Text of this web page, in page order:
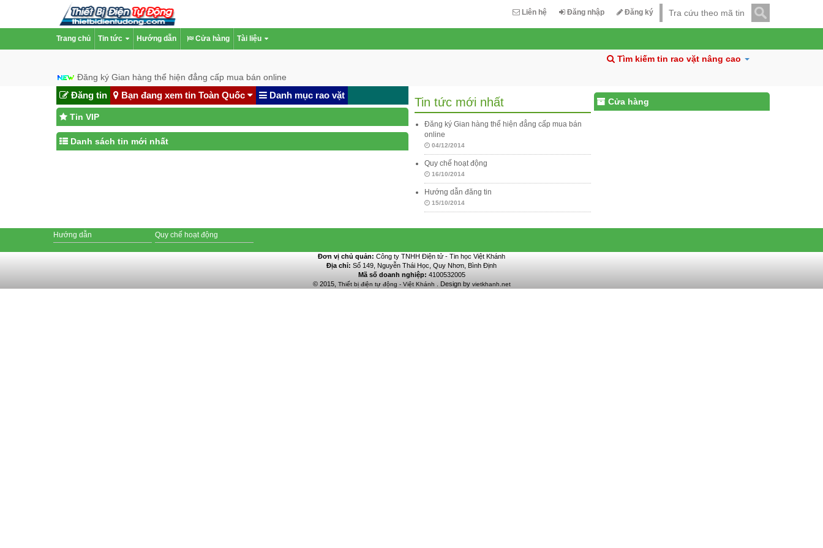
Liên hệ Đăng nhập Đăng ký
Trang chủ Tin tức Hướng dẫn Cửa hàng Tài liệu
Tìm kiếm tin rao vặt nâng cao
Đăng ký Gian hàng thể hiện đẳng cấp mua bán online
Đăng tin Bạn đang xem tin Toàn Quốc Danh mục rao vặt
Tin VIP
Danh sách tin mới nhất
Tin tức mới nhất
Đăng ký Gian hàng thể hiện đẳng cấp mua bán
online
04/12/2014
Quy chế hoạt động
16/10/2014
Hướng dẫn đăng tin
15/10/2014
Cửa hàng
Hướng dẫn Quy chế hoạt động
Đơn vị chủ quản: Công ty TNHH Điện tử - Tin học Việt Khánh
Địa chỉ: Số 149, Nguyễn Thái Học, Quy Nhơn, Bình Định
Mã số doanh nghiệp: 4100532005
© 2015, Thiết bị điện tự động - Việt Khánh . Design by vietkhanh.net